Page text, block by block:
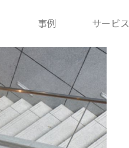
事例 サービス